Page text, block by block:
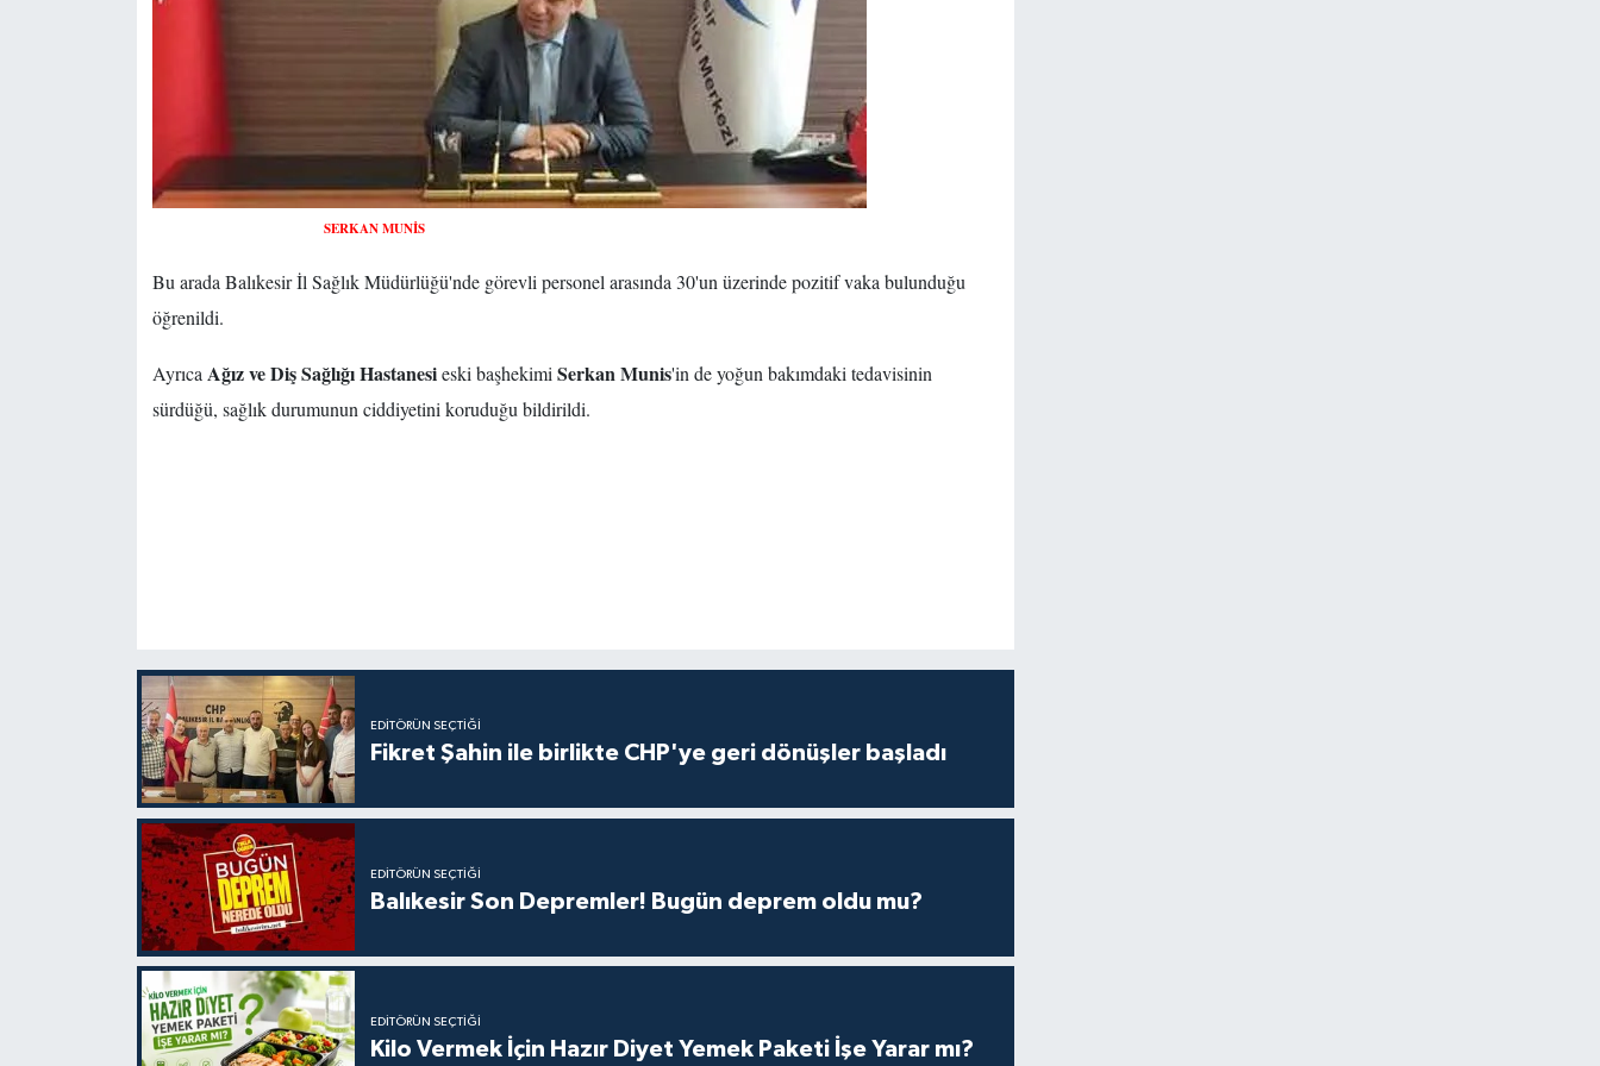
SERKAN MUNİS
Bu arada Balıkesir İl Sağlık Müdürlüğü'nde görevli personel arasında 30'un üzerinde pozitif vaka bulunduğu
öğrenildi.
Ayrıca Ağız ve Diş Sağlığı Hastanesieski başhekimiSerkan Munis'in de yoğun bakımdaki tedavisinin
sürdüğü, sağlık durumunun ciddiyetini koruduğu bildirildi.
EDITÖRÜN SEÇTIĞI
Fikret Şahin ile birlikte CHP'ye geri dönüşler başladı
EDITÖRÜN SEÇTIĞI
Balıkesir Son Depremler! Bugün deprem oldu mu?
EDITÖRÜN SEÇTIĞI
Kilo Vermek İçin Hazır Diyet Yemek Paketi İşe Yarar mı?